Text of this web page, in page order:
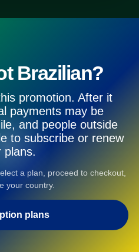
Brazilian?
promotion. After it
payments may be
and people outside
to subscribe or renew
plans.
a plan, proceed to checkout,
your country.
plans